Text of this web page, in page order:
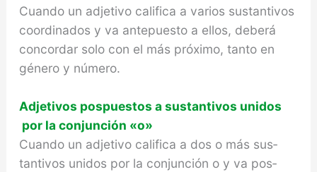
Cuando un adjetivo califica a varios sustanti­vos
coordinados y va antepuesto a ellos, debe­rá
concordar solo con el más próximo, tanto en
género y número.
Adjetivos pospuestos a sustantivos unidos
por la conjunción «o»
Cuando un adjetivo califica a dos o más sus­
tantivos unidos por la conjunción o y va pos­